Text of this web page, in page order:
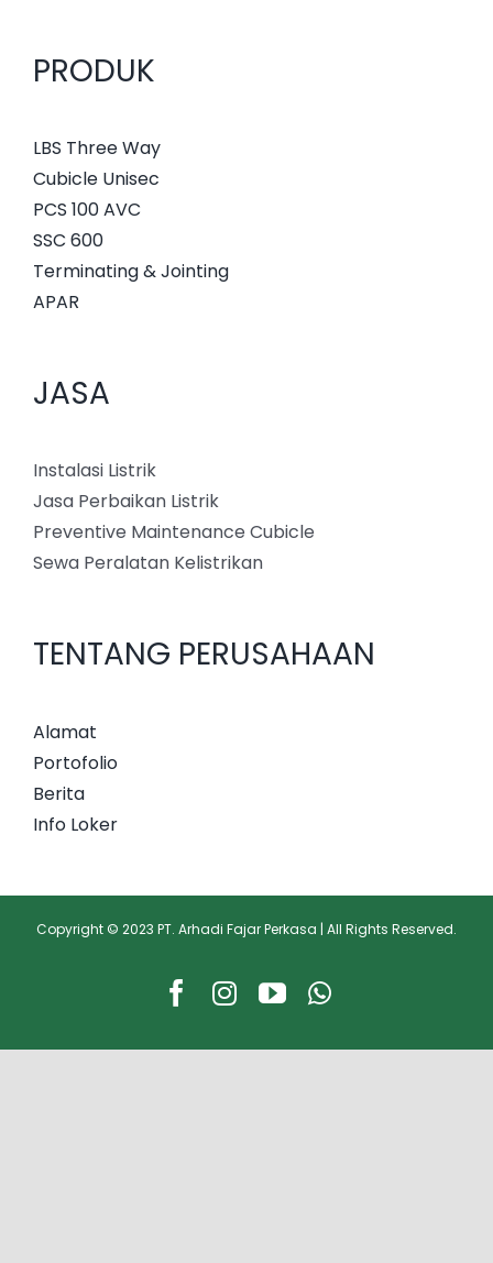
PRODUK
LBS Three Way
Cubicle Unisec
PCS 100 AVC
SSC 600
Terminating & Jointing
APAR
JASA
Instalasi Listrik
Jasa Perbaikan Listrik
Preventive Maintenance Cubicle
Sewa Peralatan Kelistrikan
TENTANG PERUSAHAAN
Alamat
Portofolio
Berita
Info Loker
Copyright © 2023 PT. Arhadi Fajar Perkasa | All Rights Reserved.
Facebook
Instagram
YouTubeWhatsApp